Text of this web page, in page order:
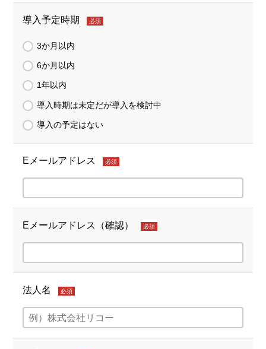
導入予定時期 必須
3か月以内
6か月以内
1年以内
導入時期は未定だが導入を検討中
導入の予定はない
Eメールアドレス 必須
Eメールアドレス（確認） 必須
法人名 必須